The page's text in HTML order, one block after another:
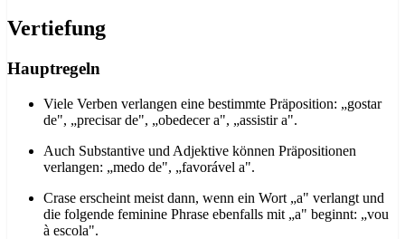
Vertiefung
Hauptregeln
Viele Verben verlangen eine bestimmte Präposition: „gostar
de", „precisar de", „obedecer a", „assistir a".
Auch Substantive und Adjektive können Präpositionen
verlangen: „medo de", „favorável a".
Crase erscheint meist dann, wenn ein Wort „a" verlangt und
die folgende feminine Phrase ebenfalls mit „a" beginnt: „vou
à escola".